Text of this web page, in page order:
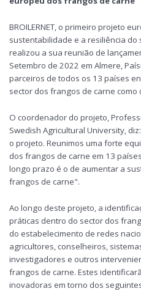
BROILERNET, o primeiro projeto
sustentabilidade e a resiliência
realizou a sua reunião de
Setembro de 2022 em Almere,
parceiros de todos os 13 países
sector dos frangos de carne
O coordenador do projeto,
Swedish Agricultural University,
o projeto. Reunimos uma forte
dos frangos de carne em 13
longo prazo é o de aumentar a
frangos de carne".
Ao longo deste projeto, a
práticas dentro do sector dos
do estabelecimento de redes
agricultores, conselheiros,
investigadores e outros
frangos de carne. Estes
inovadoras em torno dos